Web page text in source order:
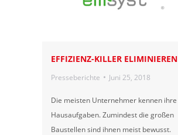
EFFIZIENZ-KILLER ELIMINIEREN
Presseberichte Juni 25, 2018
Die meisten Unternehmer kennen ihre
Hausaufgaben. Zumindest die großen
Baustellen sind ihnen meist bewusst.